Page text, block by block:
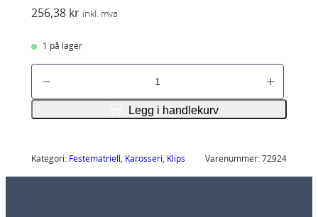
256,38 kr inkl. mva
1 på lager
F
P
l
Legg i handlekurv
Kategori: Festematriell, Karosseri, Klips Varenummer:72924